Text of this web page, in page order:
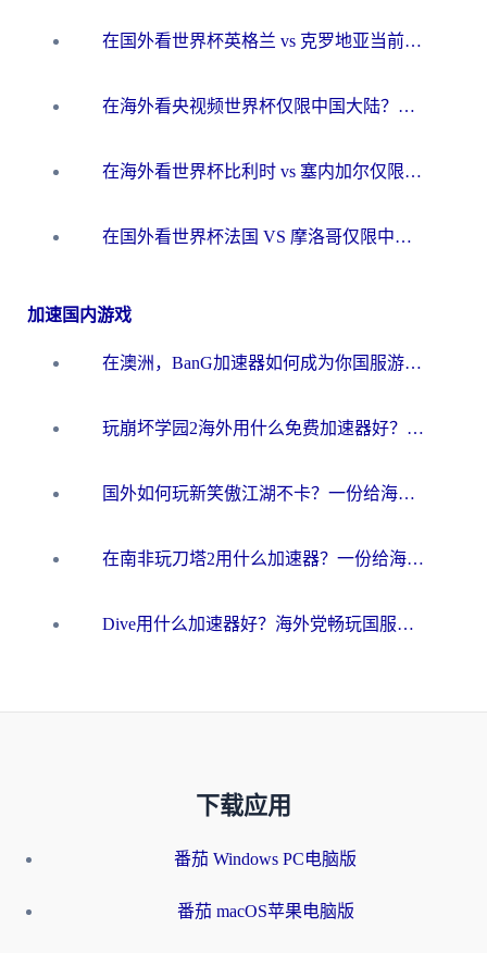
在国外看世界杯英格兰 vs 克罗地亚当前地区不可播放？这篇指南帮你搞定所有海外观赛难题
在海外看央视频世界杯仅限中国大陆？这篇指南帮你解锁中文解说+无卡顿直播
在海外看世界杯比利时 vs 塞内加尔仅限中国大陆？我找到了最流畅的中文解说之路
在国外看世界杯法国 VS 摩洛哥仅限中国大陆？海外党这样看中文解说赛事不卡顿
加速国内游戏
在澳洲，BanG加速器如何成为你国服游戏的“时光机”？
玩崩坏学园2海外用什么免费加速器好？2026海外党亲测国服游戏加速指南
国外如何玩新笑傲江湖不卡？一份给海外游子的终极网络指南
在南非玩刀塔2用什么加速器？一份给海外游子的终极生存指南
Dive用什么加速器好？海外党畅玩国服游戏的终极避坑指南
下载应用
番茄 Windows PC电脑版
番茄 macOS苹果电脑版